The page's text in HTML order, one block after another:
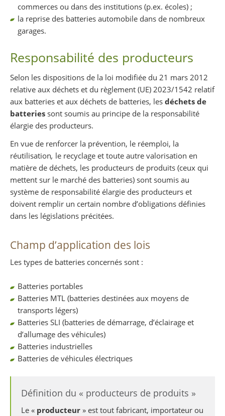
commerces ou dans des institutions (p.ex. écoles) ;
la reprise des batteries automobile dans de nombreux
garages.
Responsabilité des producteurs
Selon les dispositions de la loi modifiée du 21 mars 2012
relative aux déchets et du règlement (UE) 2023/1542 relatif
aux batteries et aux déchets de batteries, les déchets de
batteries sont soumis au principe de la responsabilité
élargie des producteurs.
En vue de renforcer la prévention, le réemploi, la
réutilisation, le recyclage et toute autre valorisation en
matière de déchets, les producteurs de produits (ceux qui
mettent sur le marché des batteries) sont soumis au
système de responsabilité élargie des producteurs et
doivent remplir un certain nombre d’obligations définies
dans les législations précitées.
Champ d’application des lois
Les types de batteries concernés sont :
Batteries portables
Batteries MTL (batteries destinées aux moyens de
transports légers)
Batteries SLI (batteries de démarrage, d’éclairage et
d’allumage des véhicules)
Batteries industrielles
Batteries de véhicules électriques
Définition du « producteurs de produits »
Le « producteur » est tout fabricant, importateur ou